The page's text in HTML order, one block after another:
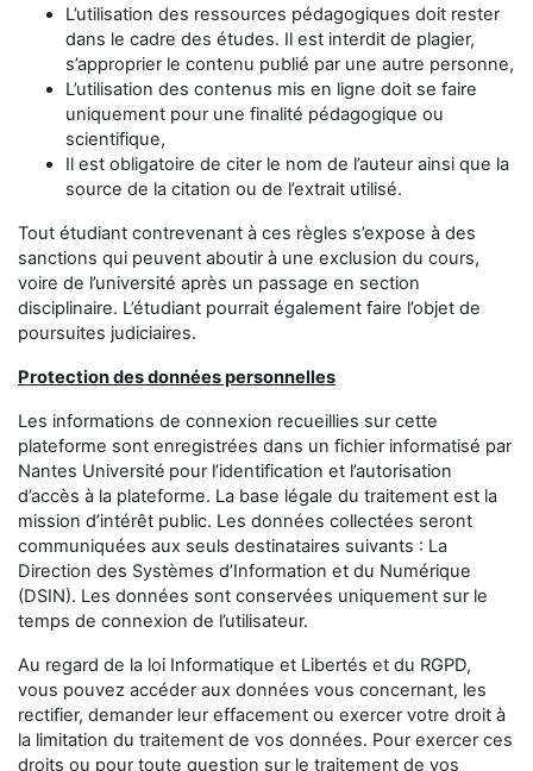
L’utilisation des ressources pédagogiques doit rester
dans le cadre des études. Il est interdit de plagier,
s’approprier le contenu publié par une autre personne,
L’utilisation des contenus mis en ligne doit se faire
uniquement pour une finalité pédagogique ou
scientifique,
Il est obligatoire de citer le nom de l’auteur ainsi que la
source de la citation ou de l’extrait utilisé.
Tout étudiant contrevenant à ces règles s’expose à des
sanctions qui peuvent aboutir à une exclusion du cours,
voire de l’université après un passage en section
disciplinaire. L’étudiant pourrait également faire l’objet de
poursuites judiciaires.
Protection des données personnelles
Les informations de connexion recueillies sur cette
plateforme sont enregistrées dans un fichier informatisé par
Nantes Université pour l’identification et l’autorisation
d’accès à la plateforme. La base légale du traitement est la
mission d’intérêt public. Les données collectées seront
communiquées aux seuls destinataires suivants : La
Direction des Systèmes d’Information et du Numérique
(DSIN). Les données sont conservées uniquement sur le
temps de connexion de l’utilisateur.
Au regard de la loi Informatique et Libertés et du RGPD,
vous pouvez accéder aux données vous concernant, les
rectifier, demander leur effacement ou exercer votre droit à
la limitation du traitement de vos données. Pour exercer ces
droits ou pour toute question sur le traitement de vos